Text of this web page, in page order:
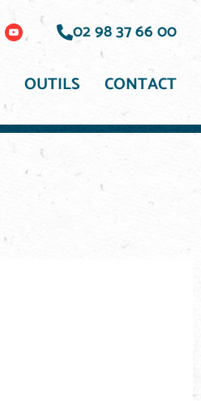
02 98 37 66 00
OUTILS CONTACT